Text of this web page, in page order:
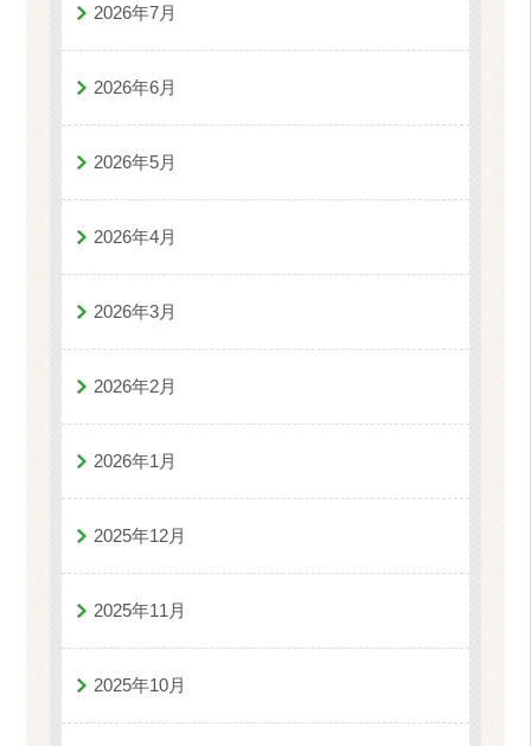
2026年7月
2026年6月
2026年5月
2026年4月
2026年3月
2026年2月
2026年1月
2025年12月
2025年11月
2025年10月